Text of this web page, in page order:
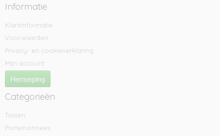
Informatie
Klantinformatie
Voorwaarden
Privacy- en cookieverklaring
Mijn account
Herroeping
Categorieën
Tassen
Portemonnees